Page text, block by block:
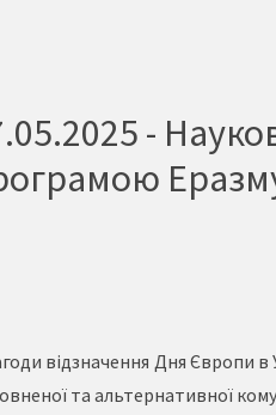
-
відзначення Дня Європи
та альтернативної